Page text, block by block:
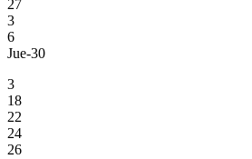
27
3
6
Jue-30
3
18
22
24
26